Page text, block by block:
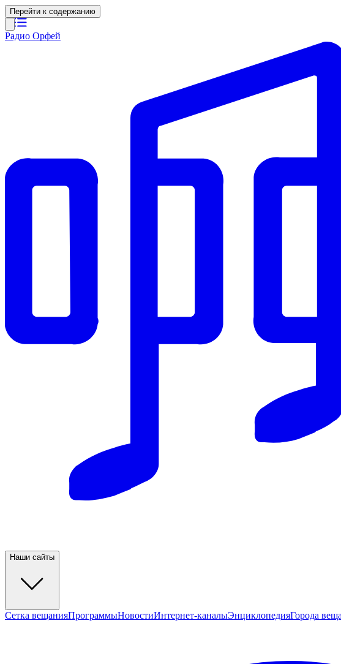
Перейти к содержанию
Радио Орфей
Наши сайты
Сетка вещанияПрограммыНовостиИнтернет-каналыЭнциклопедияГорода